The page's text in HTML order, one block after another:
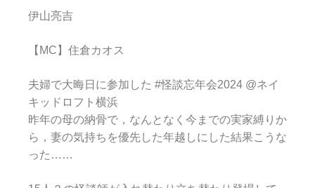
伊山亮吉
【MC】住倉カオス
夫婦で大晦日に参加した #怪談忘年会2024 @ネイ
キッドロフト横浜
昨年の母の納骨で，なんとなく今までの実家縛りか
ら，妻の気持ちを優先した年越しにした結果こうな
った……